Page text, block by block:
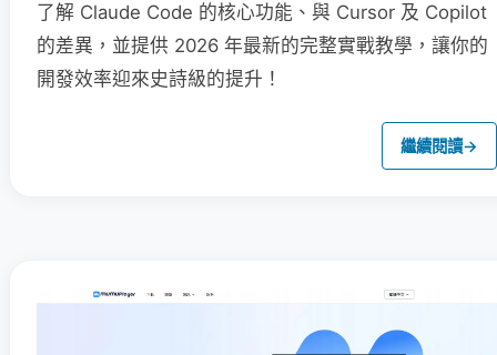
了解 Claude Code 的核心功能、與 Cursor 及 Copilot
的差異，並提供 2026 年最新的完整實戰教學，讓你的
開發效率迎來史詩級的提升！
繼續閱讀→